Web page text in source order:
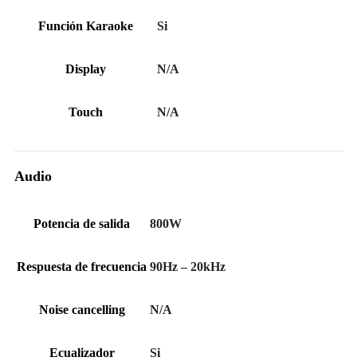
Función Karaoke Si
Display N/A
Touch N/A
Audio
Potencia de salida 800W
Respuesta de frecuencia 90Hz – 20kHz
Noise cancelling N/A
Ecualizador Si